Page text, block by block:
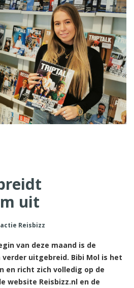
uit
Reisbizz
van deze maand is de
uitgebreid. Bibi Mol is het
en richt zich volledig op de
website Reisbizz.nl en de